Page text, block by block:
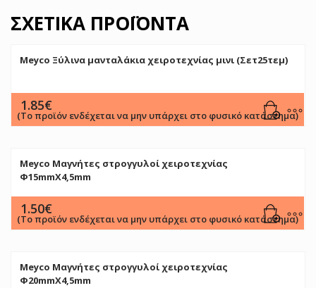
ΣΧΕΤΙΚΆ ΠΡΟΪΌΝΤΑ
Meyco Ξύλινα μανταλάκια χειροτεχνίας μινι (Σετ25τεμ)
1.85€
(Το προϊόν ενδέχεται να μην υπάρχει στο φυσικό κατάστημα)
Meyco Μαγνήτες στρογγυλοί χειροτεχνίας
Φ15mmX4,5mm
1.50€
(Το προϊόν ενδέχεται να μην υπάρχει στο φυσικό κατάστημα)
Meyco Μαγνήτες στρογγυλοί χειροτεχνίας
Φ20mmX4,5mm